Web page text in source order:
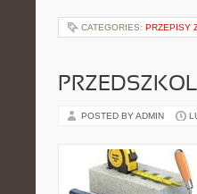
CATEGORIES: PRZEPISY
POSTED BY ADMIN